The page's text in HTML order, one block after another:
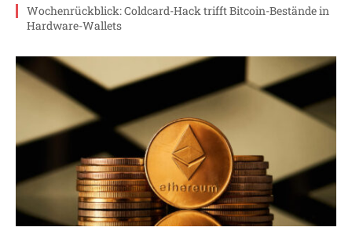
Wochenrückblick: Coldcard-Hack trifft Bitcoin-Bestände in
Hardware-Wallets